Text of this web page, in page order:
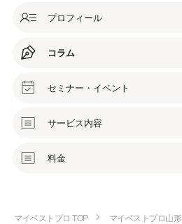
プロフィール
コラム
セミナー・イベント
サービス内容
料金
マイベストプロ TOP マイベストプロ山形